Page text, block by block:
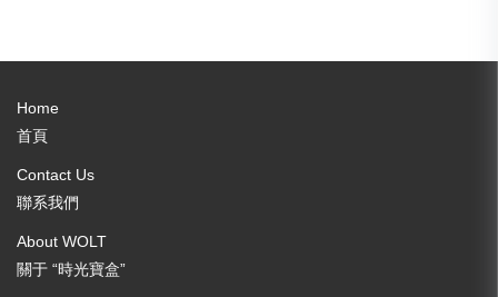
Home
首頁
Contact Us
聯系我們
About WOLT
關于 “時光寶盒”